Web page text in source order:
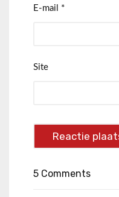
E-mail *
Site
5 Comments